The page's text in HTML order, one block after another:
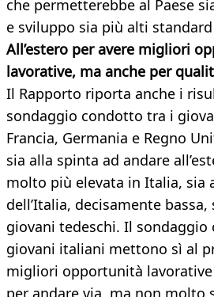
che permetterebbe al Paese
e sviluppo sia più alti
All’estero per avere migliori
lavorative, ma anche per
Il Rapporto riporta anche i
sondaggio condotto tra i
Francia, Germania e Regno
sia alla spinta ad andare
molto più elevata in Italia, sia
dell’Italia, decisamente
giovani tedeschi. Il sondaggio
giovani italiani mettono sì al
migliori opportunità
per andare via, ma non molto